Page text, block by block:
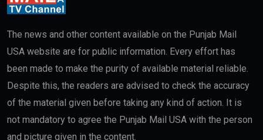
The news and other content available on the Punjab Mail
USA website are for public information. Every effort has
been made to make the purity of available material reliable.
Despite this, the readers are advised to check the accuracy
of the material given before taking any kind of action. It is
not mandatory to agree the Punjab Mail USA with the person
and picture given in the content.